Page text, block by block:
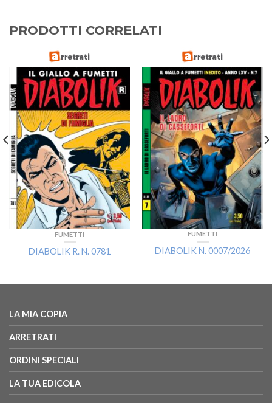
PRODOTTI CORRELATI
FUMETTI
DIABOLIK R. N. 0781
FUMETTI
DIABOLIK N. 0007/2026
LA MIA COPIA
ARRETRATI
ORDINI SPECIALI
LA TUA EDICOLA